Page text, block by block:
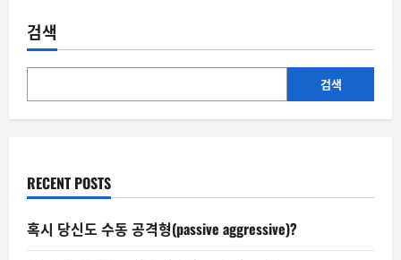
도
가
검색
검색
RECENT POSTS
혹시 당신도 수동 공격형(passive aggressive)?